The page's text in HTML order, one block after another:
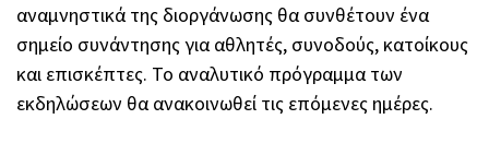
αναμνηστικά της διοργάνωσης θα συνθέτουν ένα
σημείο συνάντησης για αθλητές, συνοδούς, κατοίκους
και επισκέπτες. Το αναλυτικό πρόγραμμα των
εκδηλώσεων θα ανακοινωθεί τις επόμενες ημέρες.